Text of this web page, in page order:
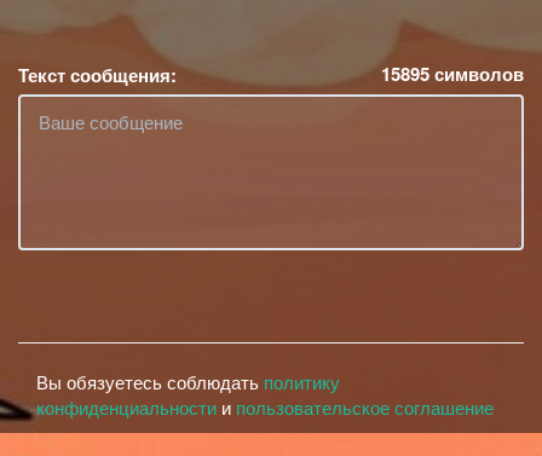
Текст сообщения: 15895символов
Вы обязуетесь соблюдать политику
конфиденциальности и пользовательское соглашение